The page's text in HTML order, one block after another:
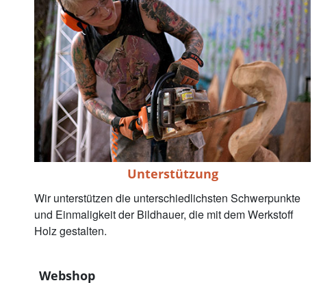
Unterstützung
Wir unterstützen die unterschiedlichsten Schwerpunkte
und Einmaligkeit der Bildhauer, die mit dem Werkstoff
Holz gestalten.
Webshop